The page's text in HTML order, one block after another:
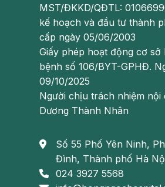
Theo dõi fanpage của
https://www.facebook.com/
MST/ĐKKD/QĐTL:
kế hoạch và đầu tư thành
cấp ngày 05/06/2003
Giấy phép hoạt động cơ sở
bệnh số 106/BYT-GPHĐ.
09/10/2025
Người chịu trách nhiệm nội
Dương Thành Nhân
Số 55 Phố Yên Ninh,
Đình, Thành phố Hà
024 3927 5568